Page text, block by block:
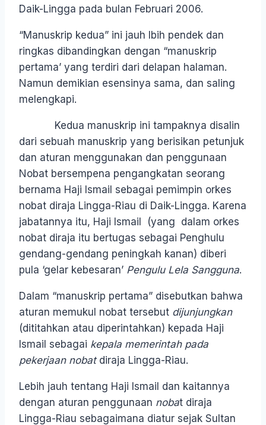
Daik-Lingga pada bulan Februari 2006.
“Manuskrip kedua” ini jauh lbih pendek dan
ringkas dibandingkan dengan “manuskrip
pertama’ yang terdiri dari delapan halaman.
Namun demikian esensinya sama, dan saling
melengkapi.
Kedua manuskrip ini tampaknya disalin
dari sebuah manuskrip yang berisikan petunjuk
dan aturan menggunakan dan penggunaan
Nobat bersempena pengangkatan seorang
bernama Haji Ismail sebagai pemimpin orkes
nobat diraja Lingga-Riau di Daik-Lingga. Karena
jabatannya itu, Haji Ismail (yang dalam orkes
nobat diraja itu bertugas sebagai Penghulu
gendang-gendang peningkah kanan) diberi
pula ‘gelar kebesaran’ Pengulu Lela Sangguna.
Dalam “manuskrip pertama” disebutkan bahwa
aturan memukul nobat tersebut dijunjungkan
(dititahkan atau diperintahkan) kepada Haji
Ismail sebagai kepala memerintah pada
pekerjaan nobatdiraja Lingga-Riau.
Lebih jauh tentang Haji Ismail dan kaitannya
dengan aturan penggunaan nobat diraja
Lingga-Riau sebagaimana diatur sejak Sultan